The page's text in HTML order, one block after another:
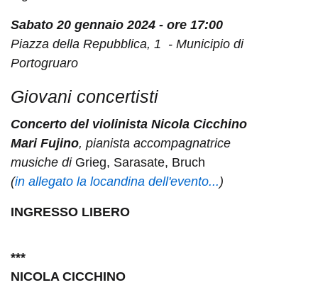
Sabato 20 gennaio 2024 - ore 17:00
Piazza della Repubblica, 1 - Municipio di
Portogruaro
Giovani concertisti
Concerto del violinista Nicola Cicchino
Mari Fujino, pianista accompagnatrice
musiche di Grieg, Sarasate, Bruch
(in allegato la locandina dell'evento...)
INGRESSO LIBERO
***
NICOLA CICCHINO